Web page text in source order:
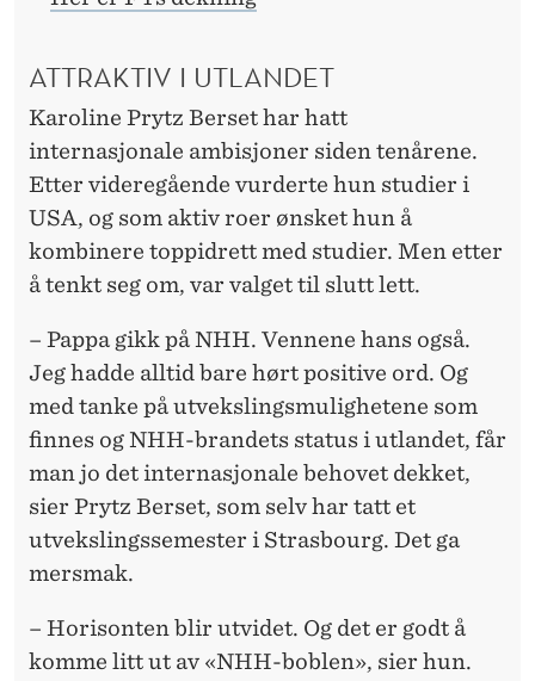
ATTRAKTIV I UTLANDET
Karoline Prytz Berset har hatt
internasjonale ambisjoner siden tenårene.
Etter videregående vurderte hun studier i
USA, og som aktiv roer ønsket hun å
kombinere toppidrett med studier. Men etter
å tenkt seg om, var valget til slutt lett.
– Pappa gikk på NHH. Vennene hans også.
Jeg hadde alltid bare hørt positive ord. Og
med tanke på utvekslingsmulighetene som
finnes og NHH-brandets status i utlandet, får
man jo det internasjonale behovet dekket,
sier Prytz Berset, som selv har tatt et
utvekslingssemester i Strasbourg. Det ga
mersmak.
– Horisonten blir utvidet. Og det er godt å
komme litt ut av «NHH-boblen», sier hun.